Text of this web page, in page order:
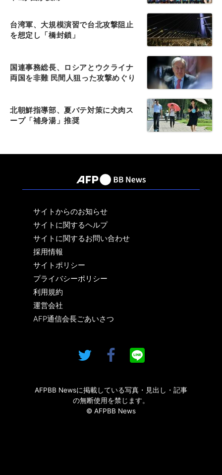
台湾軍、大規模演習で台北攻撃阻止
を想定し「橋封鎖」
国連事務総長、ロシアとウクライナ
両国を非難 民間人狙った攻撃めぐり
北朝鮮指導部、夏バテ対策に犬肉ス
ープ「補身湯」推奨
サイトからのお知らせ
サイトに関するヘルプ
サイトに関するお問い合わせ
採用情報
サイトポリシー
プライバシーポリシー
利用規約
運営会社
AFP通信会長ごあいさつ
AFPBB Newsに掲載している写真・見出し・記事
の無断使用を禁じます。
© AFPBB News